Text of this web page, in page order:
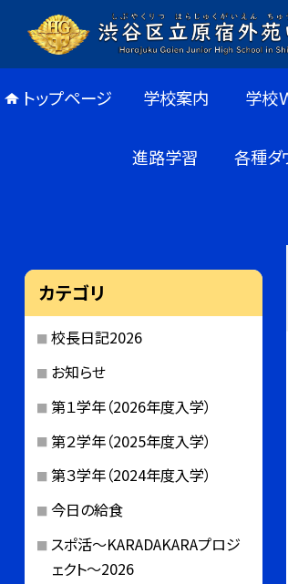
トップページ 学校案内 学校
進路学習 各種ダ
カテゴリ
校長日記2026
お知らせ
第１学年（2026年度入学）
第２学年（2025年度入学）
第３学年（2024年度入学）
今日の給食
スポ活～KARADAKARAプロジ
ェクト～2026